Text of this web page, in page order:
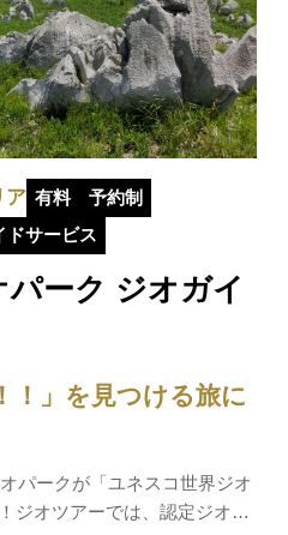
ーク ジオガイ
！」を見つける旅に
パークが「ユネスコ世界ジオ
ジオツアーでは、認定ジオガ
ア 有料
予約制
ドサービス